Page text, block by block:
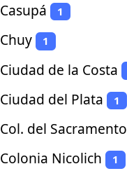
Casupá 1
Chuy 1
Ciudad de la Costa
Ciudad del Plata 1
Col. del Sacramento
Colonia Nicolich 1